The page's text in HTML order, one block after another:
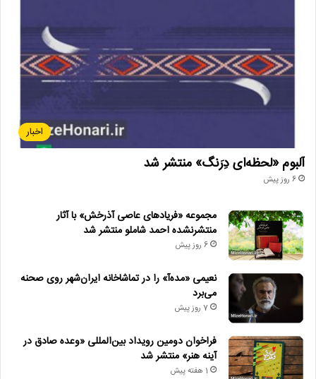
اخبار
آلبوم «لحظه‌ای دِرَنگ» منتشر شد
6 روز پیش
مجموعه «فریادهای عاصی آذرخش» با آثار
منتشرنشده احمد شاملو منتشر شد
6 روز پیش
نعیمی «مده‌آ» را در تماشاخانه ایران‌شهر روی صحنه
می‌برد
7 روز پیش
فراخوان دومین رویداد بین‌المللی «وعده صادق در
آینه هنر» منتشر شد
1 هفته پیش